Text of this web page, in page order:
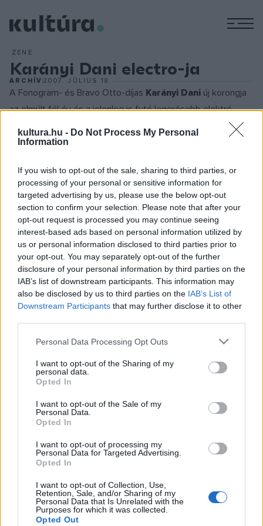
kultura.hu - Do Not Process My Personal
Information
If you wish to opt-out of the sale, sharing to third parties, or
processing of your personal or sensitive information for
targeted advertising by us, please use the below opt-out
section to confirm your selection. Please note that after your
opt-out request is processed you may continue seeing
interest-based ads based on personal information utilized by
us or personal information disclosed to third parties prior to
your opt-out. You may separately opt-out of the further
disclosure of your personal information by third parties on the
IAB’s list of downstream participants. This information may
also be disclosed by us to third parties on the IAB’s List of
Downstream Participants that may further disclose it to other
Please note that this website/app uses one or more Google
not limited to your visit or usage behaviour. You may click to
grant or deny consent to Google and its third-party tags to
use your data for below specified purposes in below Google
consent section.
Personal Data Processing Opt Outs
I want to opt-out of the Sharing of my
personal data.
Opted In
I want to opt-out of the Sale of my
Personal Data.
Opted In
I want to opt-out of processing my
Personal Data for Targeted Advertising.
Opted In
I want to opt-out of Collection, Use,
Retention, Sale, and/or Sharing of my
Personal Data that Is Unrelated with the
Purposes for which it was collected.
Opted Out
ZENE
Karányi Dani electro-ja
ARCHÍV2007. JÚLIUS 18.
A Fonogram- és Bravo Otto-díjas Karányi Dani új korongja
az elmúlt fél év és a jelenleg is futó legerősebb elektró
felvételeit tartalmazza - több olyan átdolgozásban is, amit
még talán sosem lehetett hallani itthon.
Karányi szerint az anyag érdekessége, hogy nem a
hagyományos módon lett keverve és felvéve: az élő
mixfelvétel utólagosan analóg szintetizátorral és sok egyedi
hangmintával, vágással is ki lett egészítve. Ráadásul a mix
két új saját, eddig még meg nem jelent felvételt is tartalmaz
('My Baby My', 'arcade3') a készülő új albumomról.
Egy-egy szám erejéig feltűnik a korongon az osztrák dance-
trió, aGlobal Deejays,Princess SuperstarSander
Kleinenberg, míg hat éve az Oktogon című koronggal
debütált, azóta pedig már további öt nagylemezt kiadott
MEGOSZTÁS